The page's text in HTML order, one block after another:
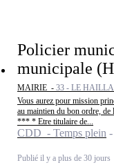
Policier
municipale
MAIRIE - 33 - LE
Vous aurez pour mission
au maintien du bon ordre, de
*** * Etre titulaire de...
CDD - Temps plein
Publié il y a plus de 30 jours